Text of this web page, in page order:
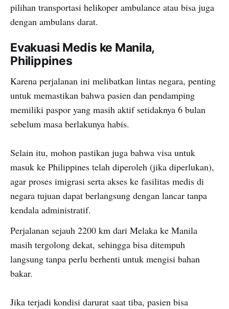
pilihan transportasi helikoper ambulance atau bisa juga
dengan ambulans darat.
Evakuasi Medis ke Manila,
Philippines
Karena perjalanan ini melibatkan lintas negara, penting
untuk memastikan bahwa pasien dan pendamping
memiliki paspor yang masih aktif setidaknya 6 bulan
sebelum masa berlakunya habis.
Selain itu, mohon pastikan juga bahwa visa untuk
masuk ke Philippines telah diperoleh (jika diperlukan),
agar proses imigrasi serta akses ke fasilitas medis di
negara tujuan dapat berlangsung dengan lancar tanpa
kendala administratif.
Perjalanan sejauh 2200 km dari Melaka ke Manila
masih tergolong dekat, sehingga bisa ditempuh
langsung tanpa perlu berhenti untuk mengisi bahan
bakar.
Jika terjadi kondisi darurat saat tiba, pasien bisa